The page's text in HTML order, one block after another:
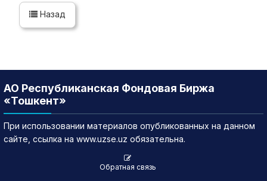
Назад
АО Республиканская Фондовая Биржа
«Тошкент»
При использовании материалов опубликованных на данном
сайте, ссылка на www.uzse.uz обязательна.
Обратная связь